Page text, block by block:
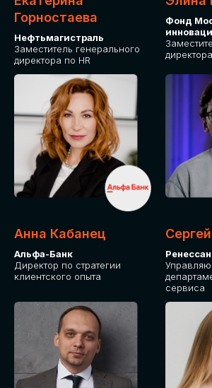
Горностаева
Нефтьмагистраль
Заместитель генерального
директора по HR
Фонд
директора
Анна Кабанец
Альфа-Банк
Директор по стратегии
клиентского опыта
сервиса
TECH FORUM и презентовать ваши
решения целевой аудитории. Будем
рады сотрудничеству!
ПОДАТЬ ЗАЯВКУ
СТОИМОСТЬ
УЧАСТИЯ